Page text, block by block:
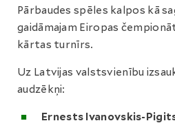
Pārbaudes spēles kalpos kā
gaidāmajam Eiropas
kārtas turnīrs.
Uz Latvijas valstsvienību
audzēkņi:
Ernests Ivanovskis-